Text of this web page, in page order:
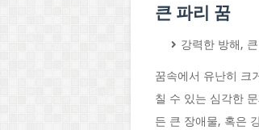
큰 파리 꿈
강력한 방해,
꿈속에서 유난히 크
칠 수 있는 심각한
든 큰 장애물, 혹은